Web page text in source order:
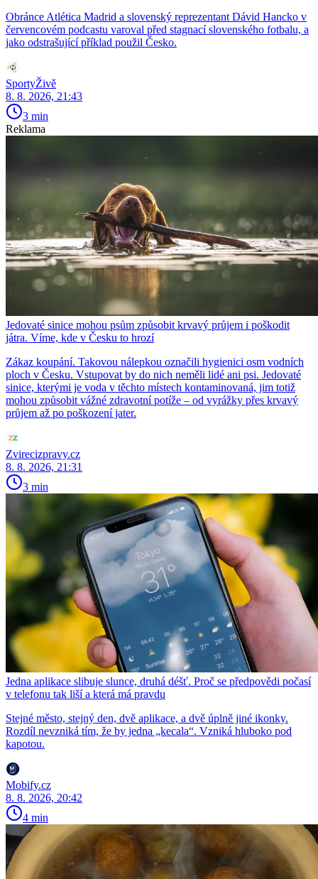
Obránce Atlética Madrid a slovenský reprezentant Dávid Hancko v
červencovém podcastu varoval před stagnací slovenského fotbalu, a
jako odstrašující příklad použil Česko.
SportyŽivě
8. 8. 2026, 21:43
3 min
Reklama
Jedovaté sinice mohou psům způsobit krvavý průjem i poškodit
játra. Víme, kde v Česku to hrozí
Zákaz koupání. Takovou nálepkou označili hygienici osm vodních
ploch v Česku. Vstupovat by do nich neměli lidé ani psi. Jedovaté
sinice, kterými je voda v těchto místech kontaminovaná, jim totiž
mohou způsobit vážné zdravotní potíže – od vyrážky přes krvavý
průjem až po poškození jater.
Zvirecizpravy.cz
8. 8. 2026, 21:31
3 min
Jedna aplikace slibuje slunce, druhá déšť. Proč se předpovědi počasí
v telefonu tak liší a která má pravdu
Stejné město, stejný den, dvě aplikace, a dvě úplně jiné ikonky.
Rozdíl nevzniká tím, že by jedna „kecala“. Vzniká hluboko pod
kapotou.
Mobify.cz
8. 8. 2026, 20:42
4 min